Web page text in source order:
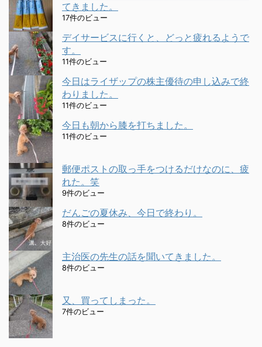
てきました。
17件のビュー
デイサービスに行くと、どっと疲れるようで
す。
11件のビュー
今日はライザップの株主優待の申し込みで終
わりました。
11件のビュー
今日も朝から膝を打ちました。
11件のビュー
郵便ポストの取っ手をつけるだけなのに、疲
れた。笑
9件のビュー
だんごの夏休み、今日で終わり。
8件のビュー
主治医の先生の話を聞いてきました。
8件のビュー
又、買ってしまった。
7件のビュー